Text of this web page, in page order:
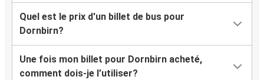
Quel est le prix d'un billet de bus pour
Dornbirn?
Une fois mon billet pour Dornbirn acheté,
comment dois-je l’utiliser?